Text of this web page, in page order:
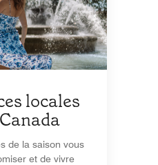
locales
de la saison vous
et de vivre